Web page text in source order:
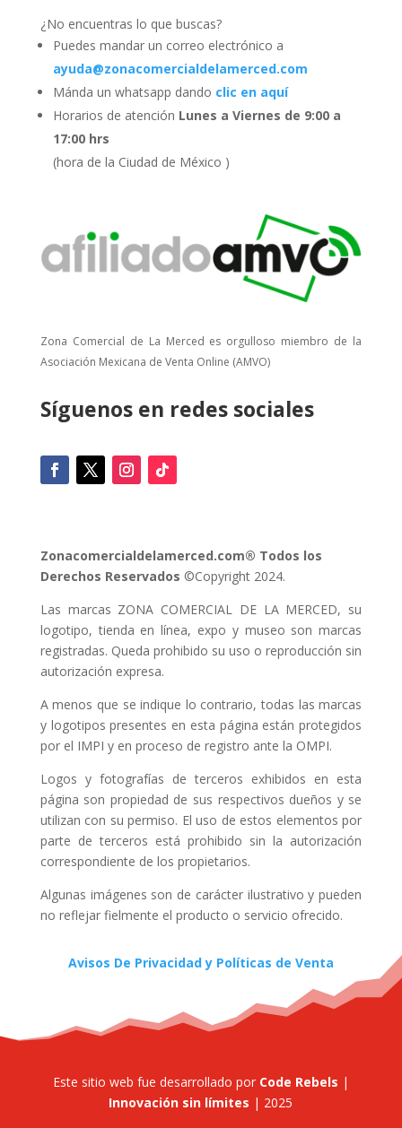
¿No encuentras lo que buscas?
Puedes mandar un correo electrónico a
ayuda@zonacomercialdelamerced.com
Mánda un whatsapp dando clic en aquí
Horarios de atención Lunes a Viernes de 9:00 a
17:00 hrs
(hora de la Ciudad de México )
Zona Comercial de La Merced es orgulloso miembro de la
Asociación Mexicana de Venta Online (AMVO)
Síguenos en redes sociales
Zonacomercialdelamerced.com® Todos los
Derechos Reservados ©Copyright 2024.
Las marcas ZONA COMERCIAL DE LA MERCED, su
logotipo, tienda en línea, expo y museo son marcas
registradas. Queda prohibido su uso o reproducción sin
autorización expresa.
A menos que se indique lo contrario, todas las marcas
y logotipos presentes en esta página están protegidos
por el IMPI y en proceso de registro ante la OMPI.
Logos y fotografías de terceros exhibidos en esta
página son propiedad de sus respectivos dueños y se
utilizan con su permiso. El uso de estos elementos por
parte de terceros está prohibido sin la autorización
correspondiente de los propietarios.
Algunas imágenes son de carácter ilustrativo y pueden
no reflejar fielmente el producto o servicio ofrecido.
Avisos De Privacidad y Políticas de Venta
Este sitio web fue desarrollado porCode Rebels |
Innovación sin límites | 2025